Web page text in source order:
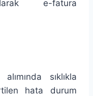
e-fatura
sıklıkla
hata durum